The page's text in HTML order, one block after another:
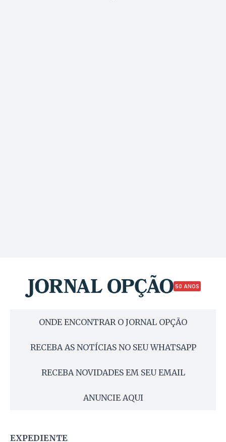
50 ANOS
ONDE ENCONTRAR O JORNAL OPÇÃO
RECEBA AS NOTÍCIAS NO SEU WHATSAPP
RECEBA NOVIDADES EM SEU EMAIL
ANUNCIE AQUI
EXPEDIENTE